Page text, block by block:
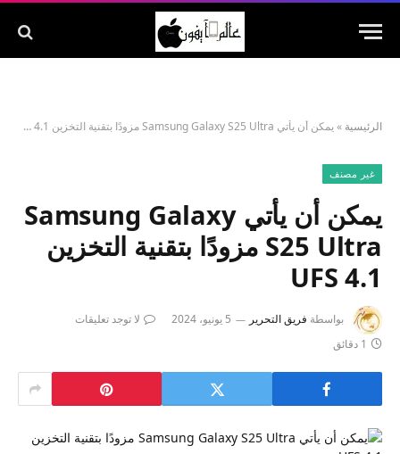
الرئيسية »يمكن أن يأتي Samsung Galaxy S25 Ultra مزودًا بتقنية التخزين UFS 4.1
غير مصنف
يمكن أن يأتي Samsung Galaxy
S25 Ultra مزودًا بتقنية التخزين
UFS 4.1
بواسطة فريق التحرير 5 يونيو، 2024
لا توجد تعليقات
1 دقائق